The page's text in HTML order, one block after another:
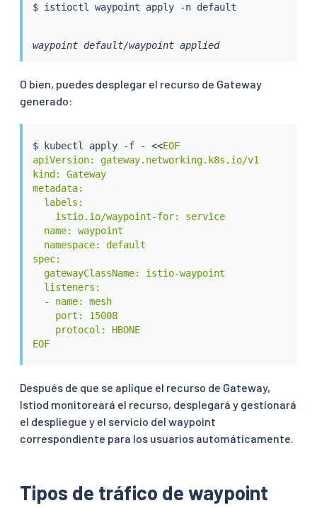
$ istioctl
waypoint default/waypoint applied
O bien, puedes desplegar el recurso de Gateway
generado:
$ kubectl apply -f - <<EOF
apiVersion: gateway.networking.k8s.io/v1
kind: Gateway
metadata:
  labels:
    istio.io/waypoint-for: service
  name: waypoint
  namespace: default
spec:
  gatewayClassName: istio-waypoint
  listeners:
  - name: mesh
    port: 15008
    protocol: HBONE
EOF
Después de que se aplique el recurso de Gateway,
Istiod monitoreará el recurso, desplegará y gestionará
el despliegue y el servicio del waypoint
correspondiente para los usuarios automáticamente.
Tipos de tráfico de waypoint